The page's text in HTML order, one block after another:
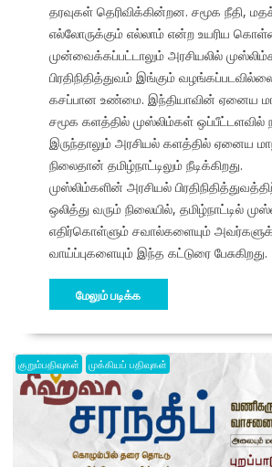
தரவுகள் தெரிவிக்கின்றன. சமூக நீதி,
எல்லோருக்கும் எல்லாம் என்ற உயரிய
முன்வைக்கப்பட்டாலும் அரசியலில்
பிரதிநிதித்துவம் இங்கும்
கசப்பான உண்மை. இந்தியாவின் ஏனைய
சமூக களத்தில் முஸ்லிம்கள் ஒப்பீட்டளவில்
இருந்தாலும் அரசியல் களத்தில் ஏனைய
நிலைதான் தமிழ்நாட்டிலும் நீடிக்கிறது.
முஸ்லிம்களின் அரசியல்
ஒலித்து வரும் நிலையில், தமிழ்நாட்டில்
எதிர்கொள்ளும் சவால்களையும்
வாய்ப்புகளையும் இந்த கட்டுரை பேசுகிறது.
மேலும் படிக்க
குறும்பதிவுகள் முக்கியப் பதிவுகள்